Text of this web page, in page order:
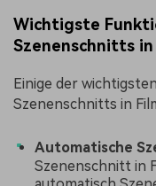
Wichtigste
Szenenschnitts in
Einige der
Szenenschnitts in
Automatische
Szenenschnitt in